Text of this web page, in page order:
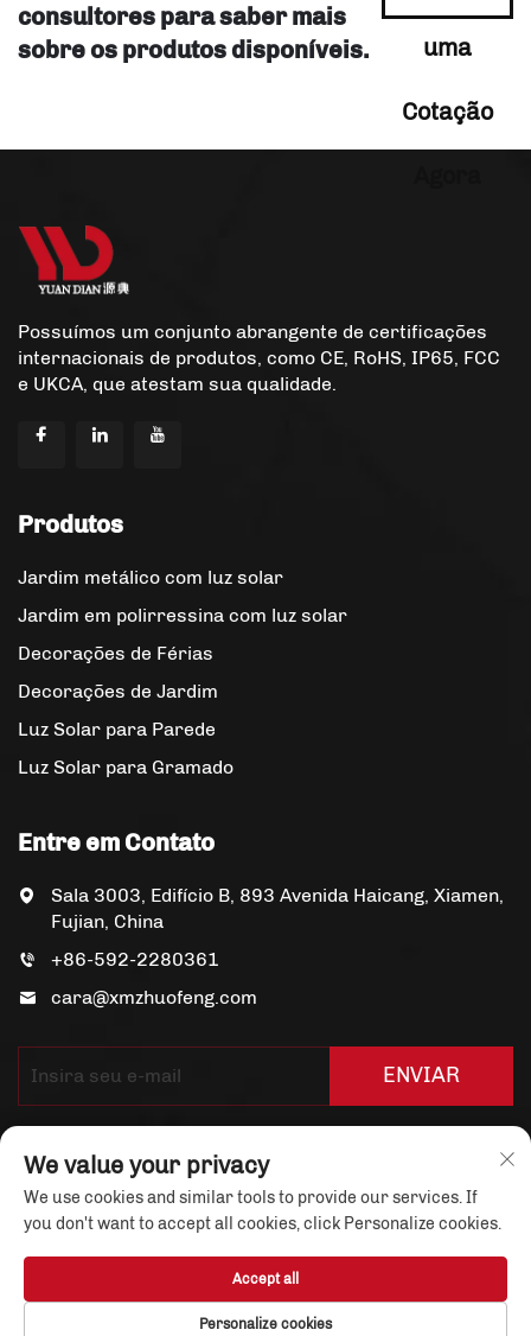
consultores para saber mais
sobre os produtos disponíveis.
uma
Cotação
Possuímos um conjunto abrangente de certificações
internacionais de produtos, como CE, RoHS, IP65, FCC
e UKCA, que atestam sua qualidade.
Produtos
Jardim metálico com luz solar
Jardim em polirressina com luz solar
Decorações de Férias
Decorações de Jardim
Luz Solar para Parede
Luz Solar para Gramado
Entre em Contato
Sala 3003, Edifício B, 893 Avenida Haicang, Xiamen,
Fujian, China
+86-592-2280361
cara@xmzhuofeng.com
ENVIAR
Copyright © Xiamen Yuandian Trade Co., Ltd. Todos os
Política de Privacidade
Notícias Entre em Contato
We value your privacy
We use cookies and similar tools to provide our services. If
you don't want to accept all cookies, click Personalize cookies.
Personalize cookies
Accept all